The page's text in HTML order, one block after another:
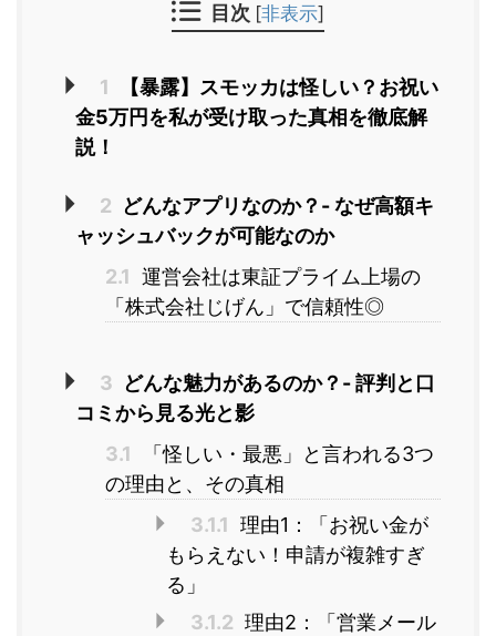
目次 [非表示]
1
【暴露】スモッカは怪しい？お祝い
金5万円を私が受け取った真相を徹底解
説！
2 どんなアプリなのか？- なぜ高額キ
ャッシュバックが可能なのか
2.1 運営会社は東証プライム上場の
「株式会社じげん」で信頼性◎
3 どんな魅力があるのか？- 評判と口
コミから見る光と影
3.1
「怪しい・最悪」と言われる3つ
の理由と、その真相
3.1.1 理由1：「お祝い金が
もらえない！申請が複雑すぎ
る」
3.1.2 理由2：「営業メール